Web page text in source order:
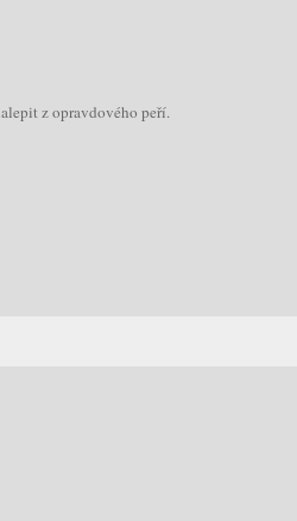
z opravdového peří.